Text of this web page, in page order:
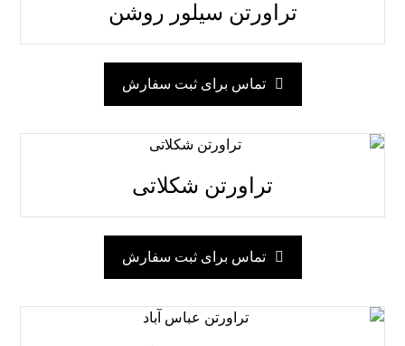
تراورتن سیلور روشن
تماس برای ثبت سفارش
تراورتن شکلاتی
تماس برای ثبت سفارش